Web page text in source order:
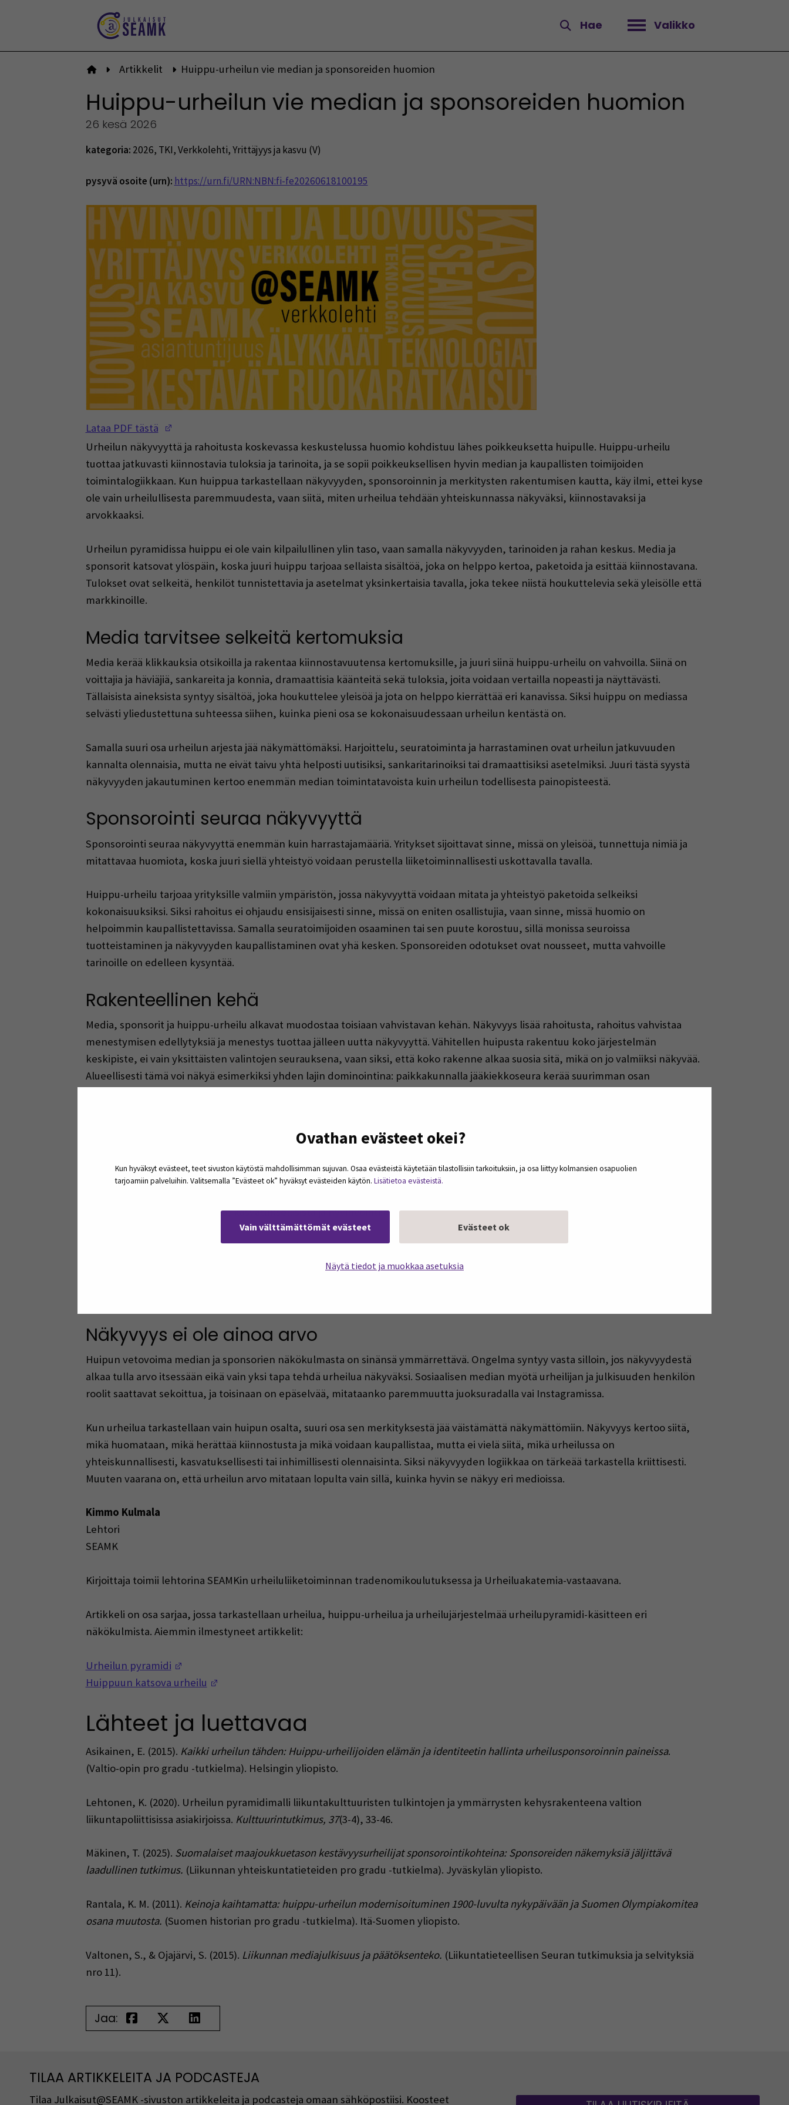
Ovathan evästeet okei?
Kun hyväksyt evästeet, teet sivuston käytöstä mahdollisimman sujuvan. Osaa evästeistä käytetään tilastollisiin tarkoituksiin, ja osa liittyy kolmansien osapuolien
tarjoamiin palveluihin. Valitsemalla ”Evästeet ok” hyväksyt evästeiden käytön. Lisätietoa evästeistä.
Vain välttämättömät evästeet Evästeet ok
Näytä tiedot ja muokkaa asetuksia
Hae Valikko
Avaa valikko
Etusivulle
Artikkelit Huippu-urheilun vie median ja sponsoreiden huomion
Huippu-urheilun vie median ja sponsoreiden huomion
26 kesä 2026
kategoria: 2026, TKI,Verkkolehti,Yrittäjyys ja kasvu (V)
pysyvä osoite (urn): https://urn.fi/URN:NBN:fi-fe20260618100195
Lataa PDF tästä
Urheilun näkyvyyttä ja rahoitusta koskevassa keskustelussa huomio kohdistuu lähes poikkeuksetta huipulle. Huippu-urheilu
tuottaa jatkuvasti kiinnostavia tuloksia ja tarinoita, ja se sopii poikkeuksellisen hyvin median ja kaupallisten toimijoiden
toimintalogiikkaan. Kun huippua tarkastellaan näkyvyyden, sponsoroinnin ja merkitysten rakentumisen kautta, käy ilmi, ettei kyse
ole vain urheilullisesta paremmuudesta, vaan siitä, miten urheilua tehdään yhteiskunnassa näkyväksi, kiinnostavaksi ja
arvokkaaksi.
Urheilun pyramidissa huippu ei ole vain kilpailullinen ylin taso, vaan samalla näkyvyyden, tarinoiden ja rahan keskus. Media ja
sponsorit katsovat ylöspäin, koska juuri huippu tarjoaa sellaista sisältöä, joka on helppo kertoa, paketoida ja esittää kiinnostavana.
Tulokset ovat selkeitä, henkilöt tunnistettavia ja asetelmat yksinkertaisia tavalla, joka tekee niistä houkuttelevia sekä yleisölle että
markkinoille.
Media tarvitsee selkeitä kertomuksia
Media kerää klikkauksia otsikoilla ja rakentaa kiinnostavuutensa kertomuksille, ja juuri siinä huippu-urheilu on vahvoilla. Siinä on
voittajia ja häviäjiä, sankareita ja konnia, dramaattisia käänteitä sekä tuloksia, joita voidaan vertailla nopeasti ja näyttävästi.
Tällaisista aineksista syntyy sisältöä, joka houkuttelee yleisöä ja jota on helppo kierrättää eri kanavissa. Siksi huippu on mediassa
selvästi yliedustettuna suhteessa siihen, kuinka pieni osa se kokonaisuudessaan urheilun kentästä on.
Samalla suuri osa urheilun arjesta jää näkymättömäksi. Harjoittelu, seuratoiminta ja harrastaminen ovat urheilun jatkuvuuden
kannalta olennaisia, mutta ne eivät taivu yhtä helposti uutisiksi, sankaritarinoiksi tai dramaattisiksi asetelmiksi. Juuri tästä syystä
näkyvyyden jakautuminen kertoo enemmän median toimintatavoista kuin urheilun todellisesta painopisteestä.
Sponsorointi seuraa näkyvyyttä
Sponsorointi seuraa näkyvyyttä enemmän kuin harrastajamääriä. Yritykset sijoittavat sinne, missä on yleisöä, tunnettuja nimiä ja
mitattavaa huomiota, koska juuri siellä yhteistyö voidaan perustella liiketoiminnallisesti uskottavalla tavalla.
Huippu-urheilu tarjoaa yrityksille valmiin ympäristön, jossa näkyvyyttä voidaan mitata ja yhteistyö paketoida selkeiksi
kokonaisuuksiksi. Siksi rahoitus ei ohjaudu ensisijaisesti sinne, missä on eniten osallistujia, vaan sinne, missä huomio on
helpoimmin kaupallistettavissa. Samalla seuratoimijoiden osaaminen tai sen puute korostuu, sillä monissa seuroissa
tuotteistaminen ja näkyvyyden kaupallistaminen ovat yhä kesken. Sponsoreiden odotukset ovat nousseet, mutta vahvoille
tarinoille on edelleen kysyntää.
Rakenteellinen kehä
Media, sponsorit ja huippu-urheilu alkavat muodostaa toisiaan vahvistavan kehän. Näkyvyys lisää rahoitusta, rahoitus vahvistaa
menestymisen edellytyksiä ja menestys tuottaa jälleen uutta näkyvyyttä. Vähitellen huipusta rakentuu koko järjestelmän
keskipiste, ei vain yksittäisten valintojen seurauksena, vaan siksi, että koko rakenne alkaa suosia sitä, mikä on jo valmiiksi näkyvää.
Alueellisesti tämä voi näkyä esimerkiksi yhden lajin dominointina: paikkakunnalla jääkiekkoseura kerää suurimman osan
muodostavat urheilun määrällisen ja usein myös yhteiskunnallisen perustan, mutta ne eivät sovi yhtä luontevasti median
keskeisistä yhteiskunnallisista, kasvatuksellisista ja hyvinvointiin liittyvistä vaikutuksista.
Erityisen ongelmallista kehän toiminta on naisten urheilun näkökulmasta. Kiinnostuksen lisäämiseen tarvittaisiin rahaa, jota saa
näkyvyydestä, jota saa yleisön kiinnostuksen kautta. Yle pyrkii nostamaan naisten urheilun näkyvyyttä, mutta kaupalliset mediat
Näkyvyys ei ole ainoa arvo
Huipun vetovoima median ja sponsorien näkökulmasta on sinänsä ymmärrettävä. Ongelma syntyy vasta silloin, jos näkyvyydestä
alkaa tulla arvo itsessään eikä vain yksi tapa tehdä urheilua näkyväksi. Sosiaalisen median myötä urheilijan ja julkisuuden henkilön
roolit saattavat sekoittua, ja toisinaan on epäselvää, mitataanko paremmuutta juoksuradalla vai Instagramissa.
Kun urheilua tarkastellaan vain huipun osalta, suuri osa sen merkityksestä jää väistämättä näkymättömiin. Näkyvyys kertoo siitä,
mikä huomataan, mikä herättää kiinnostusta ja mikä voidaan kaupallistaa, mutta ei vielä siitä, mikä urheilussa on
yhteiskunnallisesti, kasvatuksellisesti tai inhimillisesti olennaisinta. Siksi näkyvyyden logiikkaa on tärkeää tarkastella kriittisesti.
Muuten vaarana on, että urheilun arvo mitataan lopulta vain sillä, kuinka hyvin se näkyy eri medioissa.
Kimmo Kulmala
Lehtori
SEAMK
Kirjoittaja toimii lehtorina SEAMKin urheiluliiketoiminnan tradenomikoulutuksessa ja Urheiluakatemia-vastaavana.
Artikkeli on osa sarjaa, jossa tarkastellaan urheilua, huippu-urheilua ja urheilujärjestelmää urheilupyramidi-käsitteen eri
näkökulmista. Aiemmin ilmestyneet artikkelit:
Urheilun pyramidi
Huippuun katsova urheilu
Lähteet ja luettavaa
Asikainen, E. (2015). Kaikki urheilun tähden: Huippu-urheilijoiden elämän ja identiteetin hallinta urheilusponsoroinnin paineissa.
(Valtio-opin pro gradu -tutkielma). Helsingin yliopisto.
Lehtonen, K. (2020). Urheilun pyramidimalli liikuntakulttuuristen tulkintojen ja ymmärrysten kehysrakenteena valtion
liikuntapoliittisissa asiakirjoissa. Kulttuurintutkimus, 37(3-4), 33-46.
Mäkinen, T. (2025). Suomalaiset maajoukkuetason kestävyysurheilijat sponsorointikohteina: Sponsoreiden näkemyksiä jäljittävä
laadullinen tutkimus. (Liikunnan yhteiskuntatieteiden pro gradu -tutkielma). Jyväskylän yliopisto.
Rantala, K. M. (2011). Keinoja kaihtamatta: huippu-urheilun modernisoituminen 1900-luvulta nykypäivään ja Suomen Olympiakomitea
osana muutosta. (Suomen historian pro gradu -tutkielma). Itä-Suomen yliopisto.
Valtonen, S., & Ojajärvi, S. (2015). Liikunnan mediajulkisuus ja päätöksenteko. (Liikuntatieteellisen Seuran tutkimuksia ja selvityksiä
nro 11).
Jaa:
TILAA ARTIKKELEITA JA PODCASTEJA
Tilaa Julkaisut@SEAMK -sivuston artikkeleita ja podcasteja omaan sähköpostiisi. Koosteet